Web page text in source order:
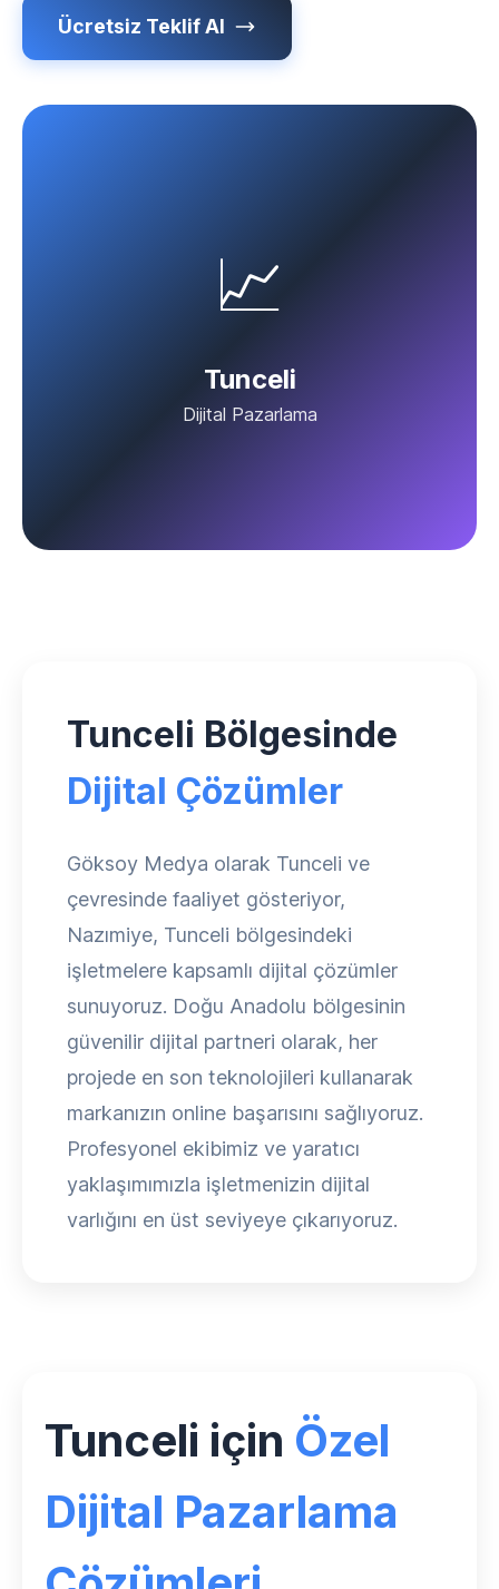
Ücretsiz Teklif Al
📈
Tunceli
Dijital Pazarlama
Tunceli Bölgesinde
Dijital Çözümler
Göksoy Medya olarak Tunceli ve
çevresinde faaliyet gösteriyor,
Nazımiye, Tunceli bölgesindeki
işletmelere kapsamlı dijital çözümler
sunuyoruz. Doğu Anadolu bölgesinin
güvenilir dijital partneri olarak, her
projede en son teknolojileri kullanarak
markanızın online başarısını sağlıyoruz.
Profesyonel ekibimiz ve yaratıcı
yaklaşımımızla işletmenizin dijital
varlığını en üst seviyeye çıkarıyoruz.
Tunceli için Özel
Dijital Pazarlama